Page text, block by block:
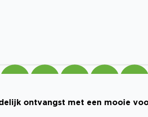
ontvangst met een mooie